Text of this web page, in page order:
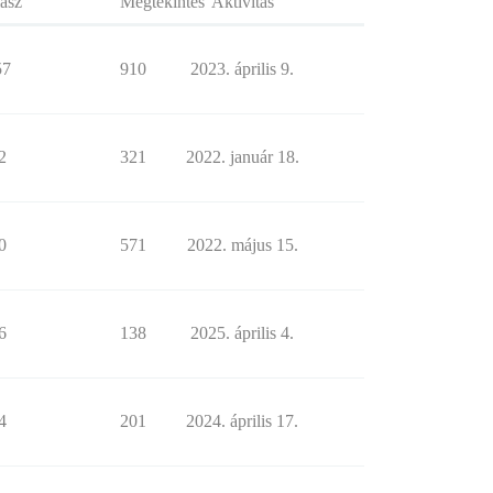
910 2023. április 9.
321 2022. január 18.
571 2022. május 15.
138 2025. április 4.
201 2024. április 17.